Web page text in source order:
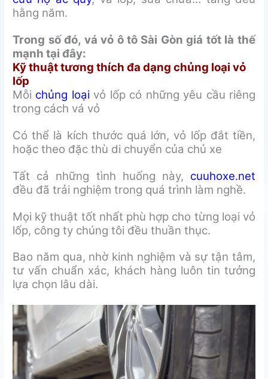
hằng năm.
Trong số đó, vá vỏ ô tô Sài Gòn giá tốt là thế
mạnh tại đây:
Kỹ thuật tương thích đa dạng chủng loại vỏ
lốp
Mỗi chủng loạivỏ lốp có những yêu cầu riêng
trong cách vá vỏ
Có thể là kích thước quá lớn, vỏ lốp đắt tiền,
hoặc theo đặc thù di chuyển của chủ xe
Tất cả những tình huống này, cuuhoxe.net
đều đã trải nghiệm trong quá trình làm nghề.
Mọi kỹ thuật tốt nhất phù hợp cho từng loại vỏ
lốp, công ty chúng tôi đều thuần thục.
Bao năm qua, nhờ kinh nghiệm và sự tận tâm,
tư vấn chuẩn xác, khách hàng luôn tin tưởng
lựa chọn lâu dài.